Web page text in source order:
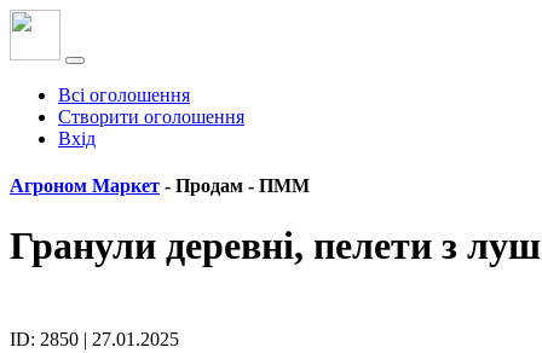
Всі оголошення
Створити оголошення
Вхід
Агроном Маркет - Продам - ПММ
Гранули деревні, пелети з
ID: 2850 | 27.01.2025